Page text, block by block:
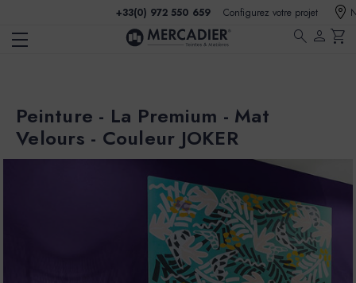
+33(0) 972 550 659 Configurez votre projet
search person shopping_cart
Peinture - La Premium - Mat
Velours - Couleur JOKER